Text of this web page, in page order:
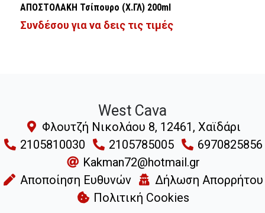
ΑΠΟΣΤΟΛΑΚΗ Τσίπουρο (Χ.ΓΛ) 200ml
Συνδέσου για να δεις τις τιμές
West Cava
Φλουτζή Νικολάου 8, 12461, Χαϊδάρι
2105810030
2105785005
6970825856
Kakman72@hotmail.gr
Αποποίηση Ευθυνών
Δήλωση Απορρήτου
Πολιτική Cookies